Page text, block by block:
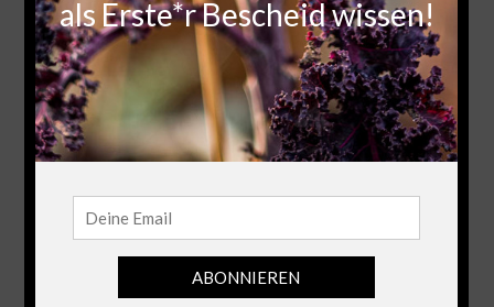
Anzuchttöpfe –
nachhaltig,
kostenlos und
kompostierbar